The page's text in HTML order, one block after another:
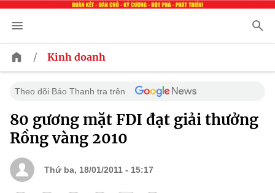
/ Kinh doanh
Theo dõi Báo Thanh tra trên
80 gương mặt FDI đạt giải thưởng
Rồng vàng 2010
Thứ ba, 18/01/2011 - 15:17